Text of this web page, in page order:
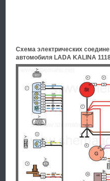
Схема электрических
автомобиля LADA KALINA